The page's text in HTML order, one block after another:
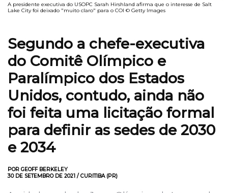
A presidente executiva do USOPC Sarah Hirshland afirma que o interesse de Salt
Lake City foi deixado "muito claro" para o COI © Getty Images
Segundo a chefe-executiva
do Comitê Olímpico e
Paralímpico dos Estados
Unidos, contudo, ainda não
foi feita uma licitação formal
para definir as sedes de 2030
e 2034
POR GEOFF BERKELEY
30 DE SETEMBRO DE 2021 / CURITIBA (PR)